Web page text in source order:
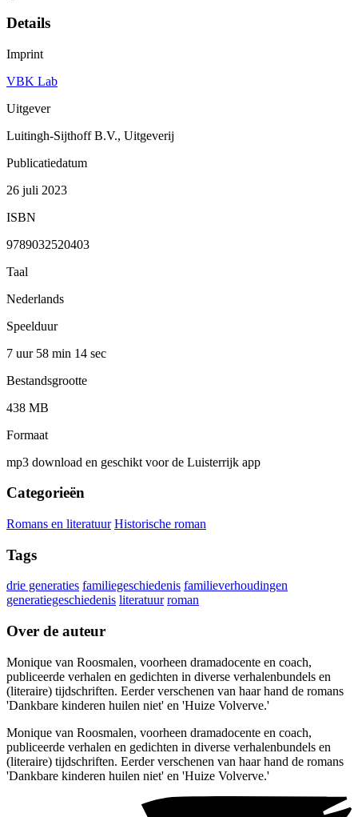
Details
Imprint
VBK Lab
Uitgever
Luitingh-Sijthoff B.V., Uitgeverij
Publicatiedatum
26 juli 2023
ISBN
9789032520403
Taal
Nederlands
Speelduur
7 uur 58 min 14 sec
Bestandsgrootte
438 MB
Formaat
mp3 download en geschikt voor de Luisterrijk app
Categorieën
Romans en literatuur Historische roman
Tags
drie generaties familiegeschiedenis familieverhoudingen
generatiegeschiedenis literatuur roman
Over de auteur
Monique van Roosmalen, voorheen dramadocente en coach,
publiceerde verhalen en gedichten in diverse verhalenbundels en
(literaire) tijdschriften. Eerder verschenen van haar hand de romans
'Dankbare kinderen huilen niet' en 'Huize Volverve.'
Monique van Roosmalen, voorheen dramadocente en coach,
publiceerde verhalen en gedichten in diverse verhalenbundels en
(literaire) tijdschriften. Eerder verschenen van haar hand de romans
'Dankbare kinderen huilen niet' en 'Huize Volverve.'